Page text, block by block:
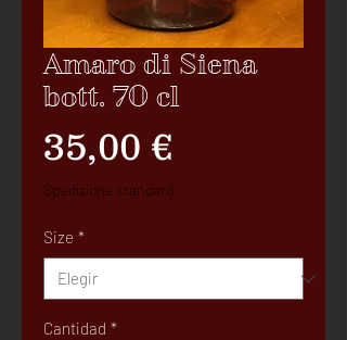
Amaro di Siena
bott. 70 cl
35,00 €
Spedizione standard
Size *
Cantidad *